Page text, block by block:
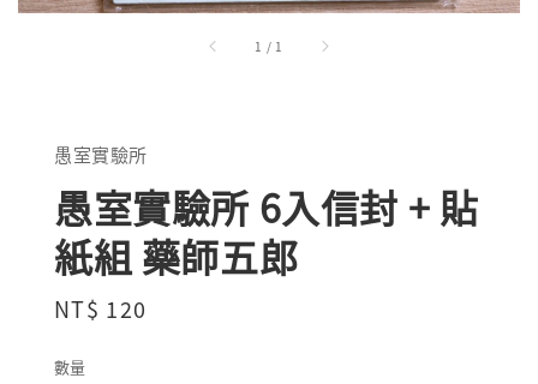
1 / 1
愚室實驗所
愚室實驗所 6入信封 + 貼
紙組 藥師五郎
Regular
NT$ 120
數量